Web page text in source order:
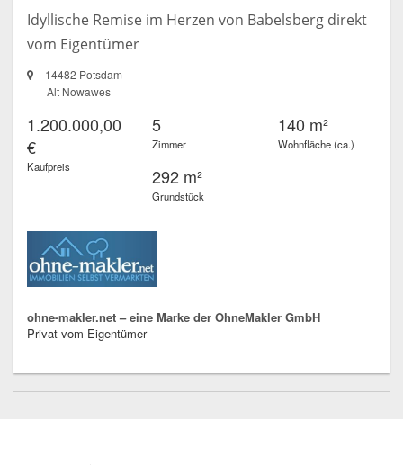
Idyllische Remise im Herzen von Babelsberg direkt
vom Eigentümer
14482 Potsdam
Alt Nowawes
1.200.000,00
€
Kaufpreis
5
Zimmer
140 m²
Wohnfläche (ca.)
292 m²
Grundstück
ohne-makler.net – eine Marke der OhneMakler GmbH
Privat vom Eigentümer